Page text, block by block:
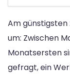
Am
um: Zwischen
Monatsersten
gefragt, ein